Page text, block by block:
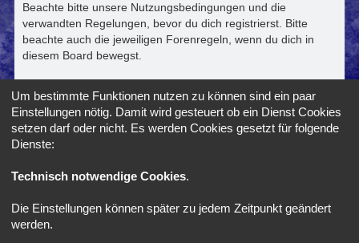
Beachte bitte unsere Nutzungsbedingungen und die
verwandten Regelungen, bevor du dich registrierst. Bitte
beachte auch die jeweiligen Forenregeln, wenn du dich in
diesem Board bewegst.
Nutzungsbedingungen|Datenschutzerklärung
Registrieren
*SE Gamer Style byphpBB Styles
Um bestimmte Funktionen nutzen zu können sind ein paar
Einstellungen nötig. Damit wird gesteuert ob ein Dienst Cookies
setzen darf oder nicht. Es werden Cookies gesetzt für folgende
Dienste:
Technisch notwendige Cookies.
Die Einstellungen können später zu jedem Zeitpunkt geändert
werden.